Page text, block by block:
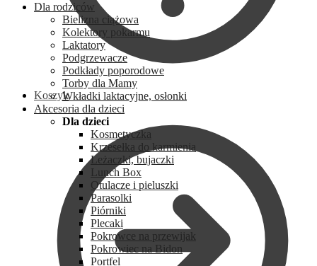
Koszyk
Dla rodziców
Bielizna ciążowa
Kolektory pokarmu
Laktatory
Podgrzewacze
Podkłady poporodowe
Torby dla Mamy
Wkładki laktacyjne, osłonki
Akcesoria dla dzieci
Dla dzieci
Kosmetyczka
Krzesełka do karmienia
Leżaczki, bujaczki
Lunch Box
Otulacze i pieluszki
Parasolki
Piórniki
Plecaki
Pokrowce na przewijak
Pokrowiec na Bidon
Portfel